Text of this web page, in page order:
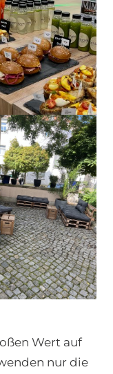
Wert auf
nur die